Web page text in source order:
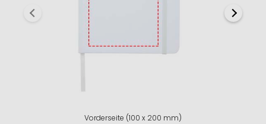
Vorderseite (100 x 200 mm)